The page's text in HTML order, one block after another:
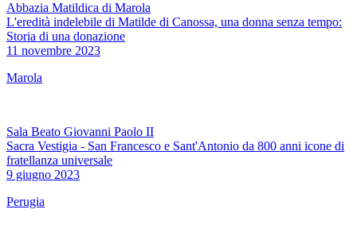
Abbazia Matildica di Marola
L'eredità indelebile di Matilde di Canossa, una donna senza tempo:
Storia di una donazione
11 novembre 2023
Marola
Sala Beato Giovanni Paolo II
Sacra Vestigia - San Francesco e Sant'Antonio da 800 anni icone di
fratellanza universale
9 giugno 2023
Perugia